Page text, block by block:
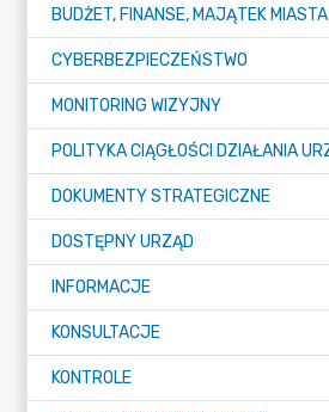
BUDŻET, FINANSE, MAJĄTEK MIASTA
CYBERBEZPIECZEŃSTWO
MONITORING WIZYJNY
DOKUMENTY STRATEGICZNE
DOSTĘPNY URZĄD
INFORMACJE
KONSULTACJE
KONTROLE